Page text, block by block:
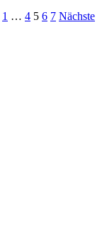
1 … 4 5 6 7 Nächste